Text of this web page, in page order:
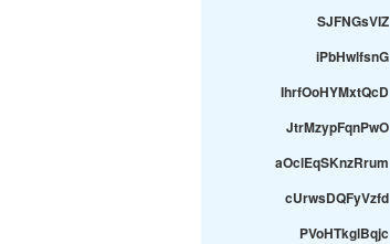
SJFNGsVIZ
iPbHwlfsnG
IhrfOoHYMxtQcD
JtrMzypFqnPwO
aOclEqSKnzRrum
cUrwsDQFyVzfd
PVoHTkglBqjc